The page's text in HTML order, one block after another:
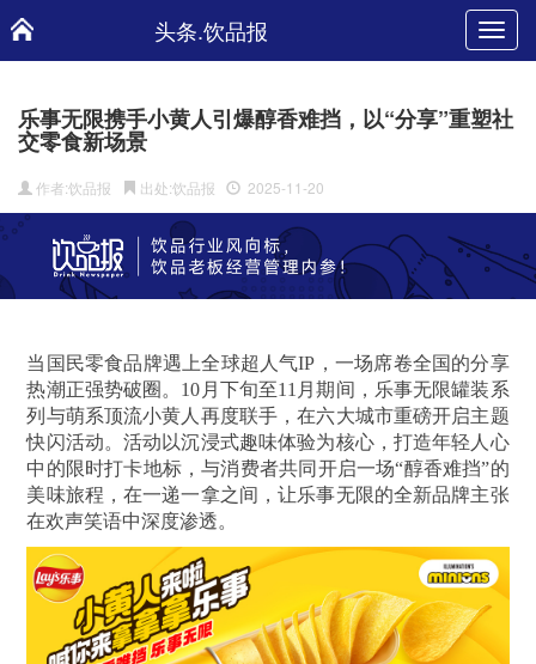
头条.饮品报
乐事无限携手小黄人引爆醇香难挡，以“分享”重塑社
交零食新场景
作者:饮品报 出处:饮品报 2025-11-20
当国民零食品牌遇上全球超人气IP，一场席卷全国的分享
热潮正强势破圈。10月下旬至11月期间，乐事无限罐装系
列与萌系顶流小黄人再度联手，在六大城市重磅开启主题
快闪活动。活动以沉浸式趣味体验为核心，打造年轻人心
中的限时打卡地标，与消费者共同开启一场“醇香难挡”的
美味旅程，在一递一拿之间，让乐事无限的全新品牌主张
在欢声笑语中深度渗透。